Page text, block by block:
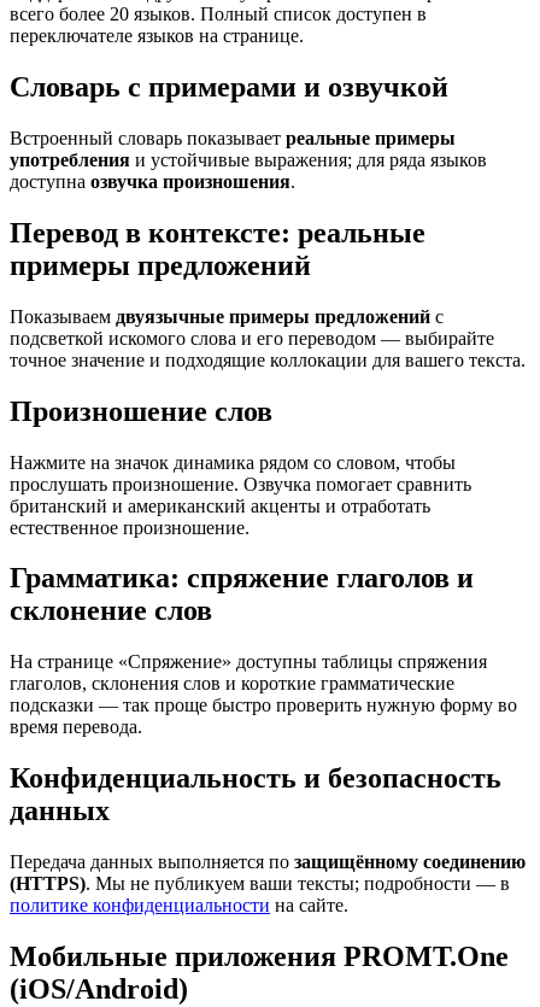
всего более 20 языков. Полный список доступен в
переключателе языков на странице.
Словарь с примерами и озвучкой
Встроенный словарь показывает реальные примеры
употребления и устойчивые выражения; для ряда языков
доступна озвучка произношения.
Перевод в контексте: реальные
примеры предложений
Показываем двуязычные примеры предложений с
подсветкой искомого слова и его переводом — выбирайте
точное значение и подходящие коллокации для вашего текста.
Произношение слов
Нажмите на значок динамика рядом со словом, чтобы
прослушать произношение. Озвучка помогает сравнить
британский и американский акценты и отработать
естественное произношение.
Грамматика: спряжение глаголов и
склонение слов
На странице «Спряжение» доступны таблицы спряжения
глаголов, склонения слов и короткие грамматические
подсказки — так проще быстро проверить нужную форму во
время перевода.
Конфиденциальность и безопасность
данных
Передача данных выполняется по защищённому соединению
(HTTPS). Мы не публикуем ваши тексты; подробности — в
политике конфиденциальности на сайте.
Мобильные приложения PROMT.One
(iOS/Android)